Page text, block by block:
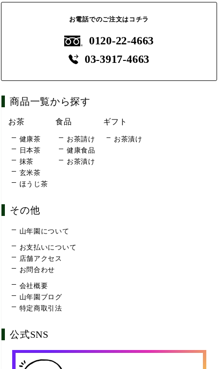
お電話でのご注文はコチラ
0120-22-4663
03-3917-4663
商品一覧から探す
お茶
健康茶
日本茶
抹茶
玄米茶
ほうじ茶
食品
お茶請け
健康食品
お茶漬け
ギフト
お茶漬け
その他
山年園について
お支払いについて
店舗アクセス
お問合わせ
会社概要
山年園ブログ
特定商取引法
公式SNS